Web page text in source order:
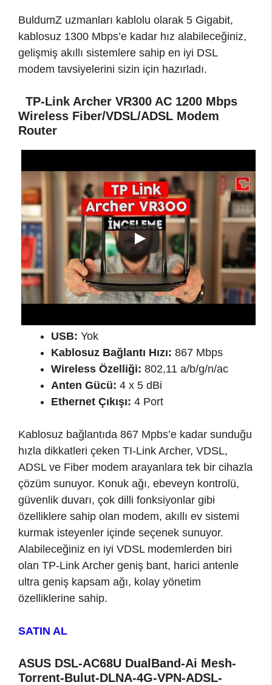
BuldumZ uzmanları kablolu olarak 5 Gigabit,
kablosuz 1300 Mbps’e kadar hız alabileceğiniz,
gelişmiş akıllı sistemlere sahip en iyi DSL
modem tavsiyelerini sizin için hazırladı.
TP-Link Archer VR300 AC 1200 Mbps
Wireless Fiber/VDSL/ADSL Modem
Router
USB: Yok
Kablosuz Bağlantı Hızı: 867 Mbps
Wireless Özelliği: 802,11 a/b/g/n/ac
Anten Gücü: 4 x 5 dBi
Ethernet Çıkışı: 4 Port
Kablosuz bağlantıda 867 Mpbs’e kadar sunduğu
hızla dikkatleri çeken TI-Link Archer, VDSL,
ADSL ve Fiber modem arayanlara tek bir cihazla
çözüm sunuyor. Konuk ağı, ebeveyn kontrolü,
güvenlik duvarı, çok dilli fonksiyonlar gibi
özelliklere sahip olan modem, akıllı ev sistemi
kurmak isteyenler içinde seçenek sunuyor.
Alabileceğiniz en iyi VDSL modemlerden biri
olan TP-Link Archer geniş bant, harici antenle
ultra geniş kapsam ağı, kolay yönetim
özelliklerine sahip.
SATIN AL
ASUS DSL-AC68U DualBand-Ai Mesh-
Torrent-Bulut-DLNA-4G-VPN-ADSL-